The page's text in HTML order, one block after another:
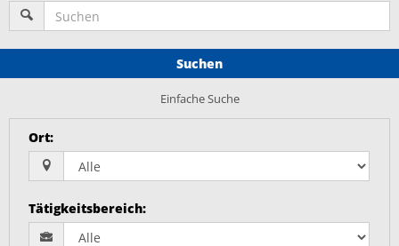
Suchen
Einfache Suche
Ort:
Tätigkeitsbereich: